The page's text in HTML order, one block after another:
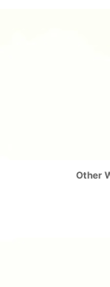
Other